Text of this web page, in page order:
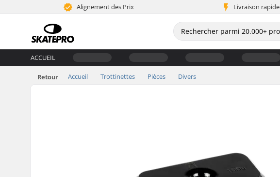
Alignement des Prix Livraison rapide
ACCUEIL
Retour Accueil Trottinettes Pièces Divers